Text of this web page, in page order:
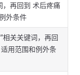
，再回到 术后疼痛
外条件
相关关键词，再回
用范围和例外条